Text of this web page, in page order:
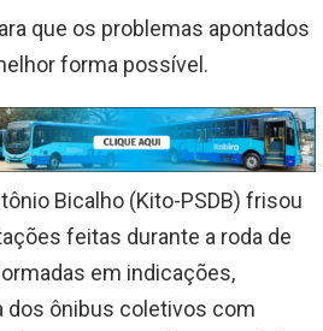
que os problemas apontados
forma possível.
Bicalho (Kito-PSDB) frisou
feitas durante a roda de
em indicações,
dos ônibus coletivos com